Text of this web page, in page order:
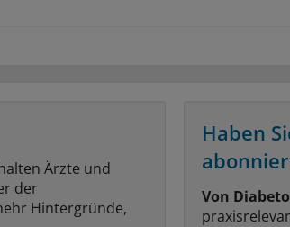
Ärzte und
der
Hintergründe,
Haben
Von